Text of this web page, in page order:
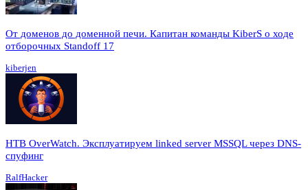
От доменов до доменной печи. Капитан команды KiberS о ходе
отборочных Standoff 17
kiberjen
HTB OverWatch. Эксплуатируем linked server MSSQL через DNS-
спуфинг
RalfHacker